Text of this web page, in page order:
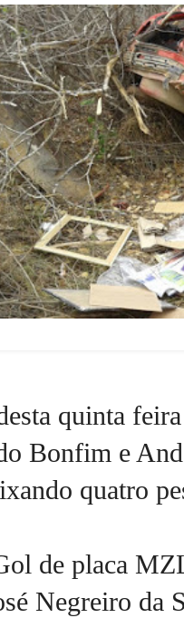
quinta
Bonfim e
quatro
de placa
Negreiro da